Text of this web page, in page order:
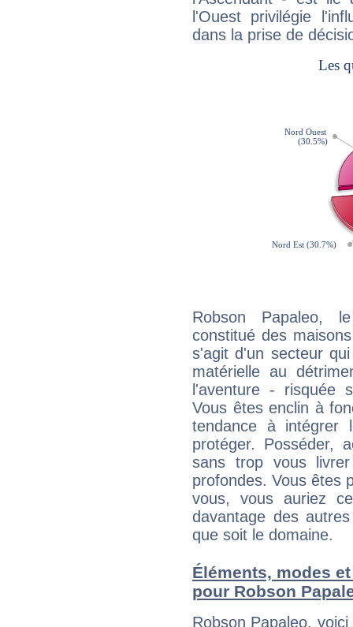
l'Ouest privilégie
dans la prise de
Robson Papaleo,
constitué des
s'agit d'un secteur
matérielle au
l'aventure - risquée
Vous êtes enclin à
tendance à
protéger. Posséder,
sans trop vous
profondes. Vous êtes
vous, vous auriez
davantage des
que soit le domaine.
Éléments, modes
pour Robson
Robson Papaleo,